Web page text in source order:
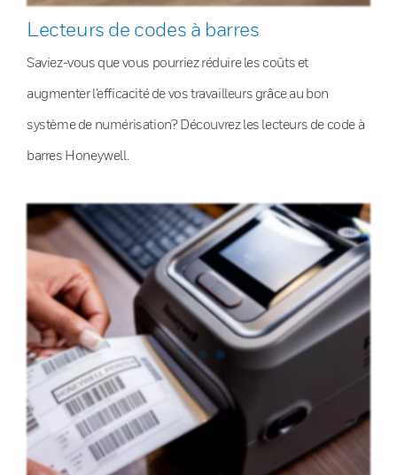
Lecteurs de codes à barres
Saviez-vous que vous pourriez réduire les coûts et
augmenter l’efficacité de vos travailleurs grâce au bon
système de numérisation? Découvrez les lecteurs de code à
barres Honeywell.